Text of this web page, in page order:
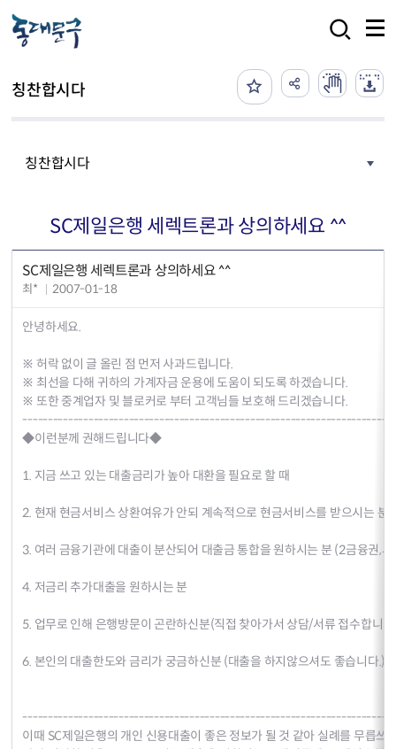
칭찬합시다
칭찬합시다
SC제일은행 세렉트론과 상의하세요 ^^
SC제일은행 세렉트론과 상의하세요 ^^
최* 2007-01-18
안녕하세요.
※ 허락 없이 글 올린 점 먼저 사과드립니다.
※ 최선을 다해 귀하의 가계자금 운용에 도움이 되도록 하겠습니다.
※ 또한 중계업자 및 블로커로 부터 고객님들 보호해 드리겠습니다.
◆이런분께 권해드립니다◆
1. 지금 쓰고 있는 대출금리가 높아 대환을 필요로 할 때
2. 현재 현금서비스 상환여유가 안되 계속적으로 현금서비스를 받으시는 분
3. 여러 금융기관에 대출이 분산되어 대출금 통합을 원하시는 분 (2금융권,
4. 저금리 추가대출을 원하시는 분
5. 업무로 인해 은행방문이 곤란하신분(직접 찾아가서 상담/서류 접수합니
6. 본인의 대출한도와 금리가 궁금하신분 (대출을 하지않으셔도 좋습니다.)
이때 SC제일은행의 개인 신용대출이 좋은 정보가 될 것 같아 실례를 무릅쓰